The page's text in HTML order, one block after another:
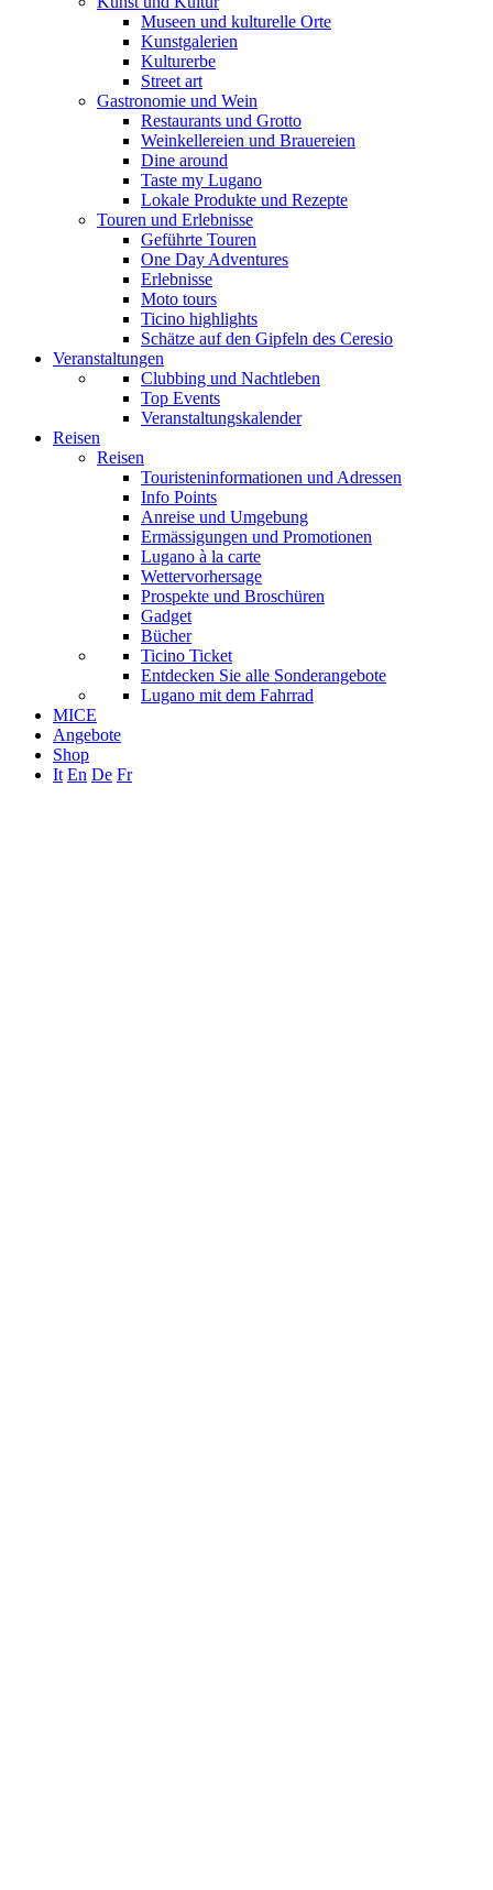
Museen und kulturelle Orte
Kunstgalerien
Kulturerbe
Street art
Gastronomie und Wein
Restaurants und Grotto
Weinkellereien und Brauereien
Dine around
Taste my Lugano
Lokale Produkte und Rezepte
Touren und Erlebnisse
Geführte Touren
One Day Adventures
Erlebnisse
Moto tours
Ticino highlights
Schätze auf den Gipfeln des Ceresio
Veranstaltungen
Clubbing und Nachtleben
Top Events
Veranstaltungskalender
Reisen
Reisen
Touristeninformationen und Adressen
Info Points
Anreise und Umgebung
Ermässigungen und Promotionen
Lugano à la carte
Wettervorhersage
Prospekte und Broschüren
Gadget
Bücher
Ticino Ticket
Entdecken Sie alle Sonderangebote
Lugano mit dem Fahrrad
MICE
Angebote
Shop
It En De Fr